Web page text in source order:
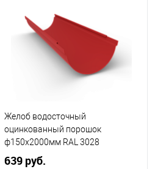
Желоб водосточный
оцинкованный порошок
ф150х2000мм RAL 3028
639 руб.